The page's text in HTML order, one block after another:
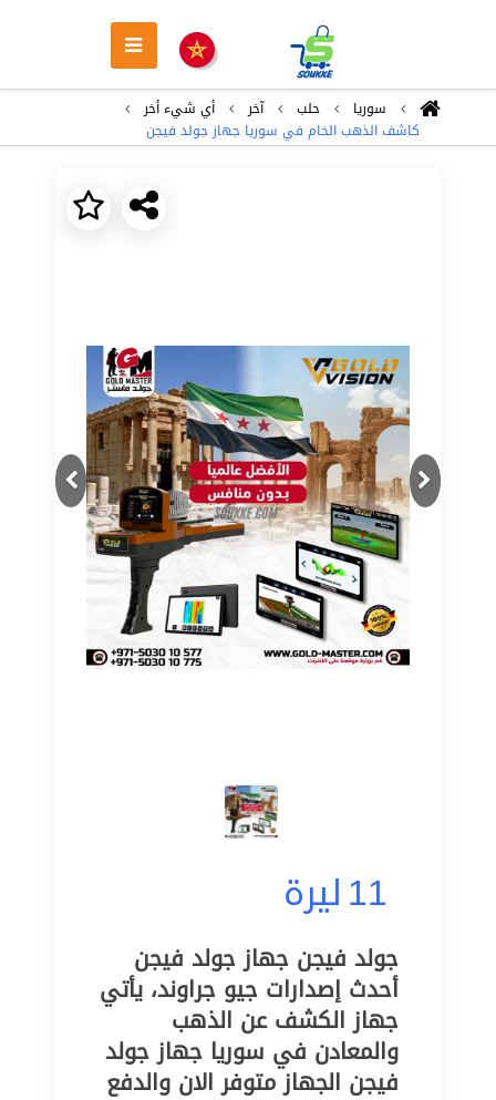
سوريا حلب آخر
أي شيء أخر
كاشف الذهب الخام في سوريا جهاز جولد فيجن
Previous
Next
11ليرة
جولد فيجن جهاز جولد فيجن
أحدث إصدارات جيو جراوند، يأتي
جهاز الكشف عن الذهب
والمعادن في سوريا جهاز جولد
فيجن الجهاز متوفر الان والدفع